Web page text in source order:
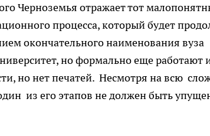
Черноземья отражает тот
процесса, который будет
окончательного наименования
но формально еще работают и
но нет печатей. Несмотря на всю
из его этапов не должен быть